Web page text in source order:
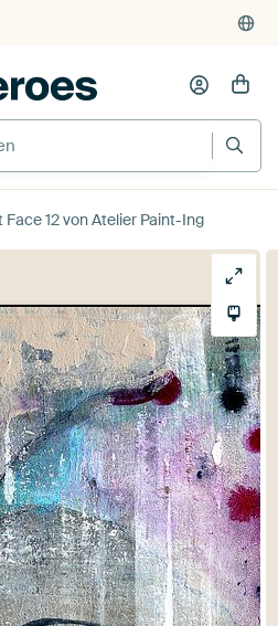
Face 12 von Atelier Paint-Ing